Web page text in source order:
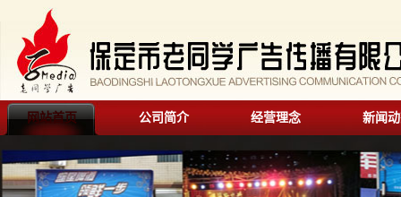
网站首页 公司简介 经营理念 新闻